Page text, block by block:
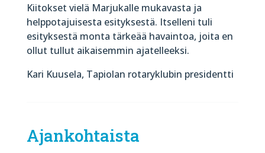
Kiitokset vielä Marjukalle mukavasta ja
helppotajuisesta esityksestä. Itselleni tuli
esityksestä monta tärkeää havaintoa, joita en
ollut tullut aikaisemmin ajatelleeksi.
Kari Kuusela, Tapiolan rotaryklubin presidentti
Ajankohtaista